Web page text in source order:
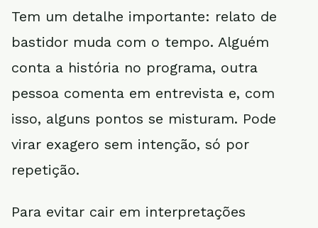
Tem um detalhe importante: relato de
bastidor muda com o tempo. Alguém
conta a história no programa, outra
pessoa comenta em entrevista e, com
isso, alguns pontos se misturam. Pode
virar exagero sem intenção, só por
repetição.
Para evitar cair em interpretações